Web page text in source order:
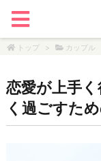
トップ > カップル
恋愛が上手
く過ごすた